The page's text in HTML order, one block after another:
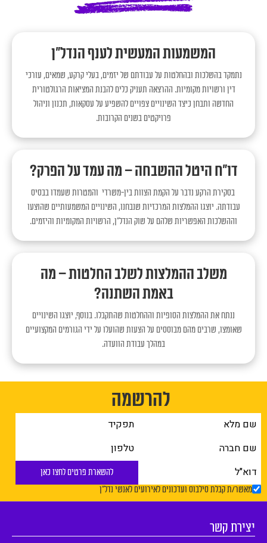
המשמעות המעשית לענף הנדל"ן
נתמקד בהשלכות ובהחלטות על עבודתם של יזמים, בעלי קרקע, שמאים, עורכי
דין ורשויות מקומיות. ההרצאה תעניק כלים להבנת המציאות הרגולטורית
החדשה ותבחן כיצד השינויים צפויים להשפיע על עסקאות, תכנון וניהול
פרויקטים בשנים הקרובות.
דו״ח היטל ההשבחה – מה עמד על הפרק?
בסקירת הרקע נדבר על הקמת הצוות בין-משרדי והמטרות שעמדו בבסיס
עבודתה. יוצגו ההמלצות המרכזיות שנבחנו, השינויים המשמעותיים שהוצעו
וההשלכות האפשריות שלהם על שוק הנדל"ן, הרשויות המקומיות והיזמים.
משלב ההמלצות לשלב החלטות – מה
באמת השתנה?
ננתח את ההמלצות הסופיות וההחלטות שהתקבלו. בנוסף, יוצגו השינויים
שאומצו, שרבים מהם מבוססים על הצעות שהועלו על ידי הגורמים המקצועיים
במהלך עבודת הוועדה.
להרשמה
להשארת פרטים לחצו כאן
מאשר/ת קבלת סילבוס ועדכונים לאירועים לאנשי נדל"ן
יצירת קשר